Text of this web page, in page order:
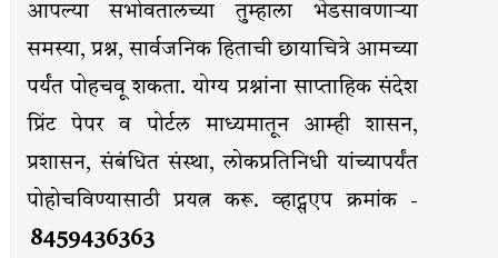
आपल्या सभोवतालच्या तुम्हाला भेडसावणाऱ्या
समस्या, प्रश्न, सार्वजनिक हिताची छायाचित्रे आमच्या
पर्यंत पोहचवू शकता. योग्य प्रश्नांना साप्ताहिक संदेश
प्रिंट पेपर व पोर्टल माध्यमातून आम्ही शासन,
प्रशासन, संबंधित संस्था, लोकप्रतिनिधी यांच्यापर्यंत
पोहोचविण्यासाठी प्रयत्न करू. व्हाट्सएप क्रमांक -
8459436363